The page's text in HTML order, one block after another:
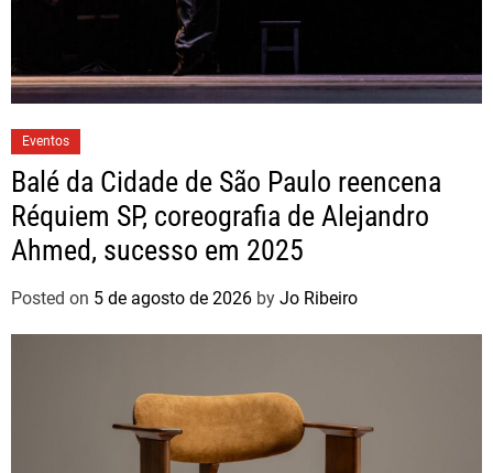
Eventos
Balé da Cidade de São Paulo reencena
Réquiem SP, coreografia de Alejandro
Ahmed, sucesso em 2025
Posted on 5 de agosto de 2026 by Jo Ribeiro